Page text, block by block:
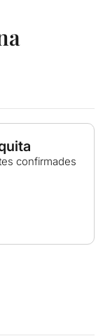
confirmades